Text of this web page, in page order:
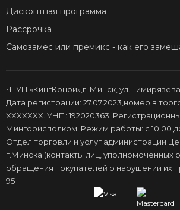
Дисконтная программа
Рассрочка
Самозамес или премикс - как его
ЧТУП «КингКонри»,г. Минск, ул.
Дата регистрации: 27.07.2023,номер в
XXXXXXX. УНП: 192020363.
Мингорисполком. Режим работы: с 10:00
Отдел торговли и услуг администрации
г.Минска (контакты лиц, уполномоченных
обращения покупателей о нарушении их
95